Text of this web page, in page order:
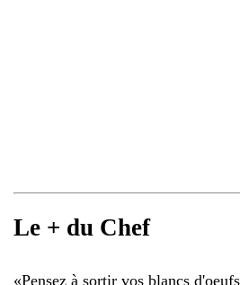
Le + du Chef
«Pensez à sortir vos blancs